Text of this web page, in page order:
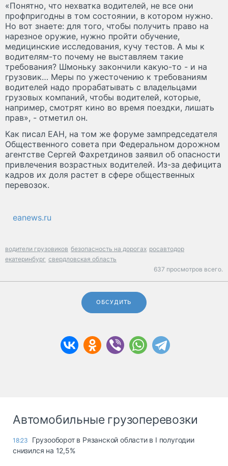
«Понятно, что нехватка водителей, не все они
профпригодны в том состоянии, в котором нужно.
Но вот знаете: для того, чтобы получить право на
нарезное оружие, нужно пройти обучение,
медицинские исследования, кучу тестов. А мы к
водителям-то почему не выставляем такие
требования? Шмоньку закончили какую-то - и на
грузовик… Меры по ужесточению к требованиям
водителей надо прорабатывать с владельцами
грузовых компаний, чтобы водителей, которые,
например, смотрят кино во время поездки, лишать
прав», - отметил он.
Как писал ЕАН, на том же форуме зампредседателя
Общественного совета при Федеральном дорожном
агентстве Сергей Фахретдинов заявил об опасности
привлечения возрастных водителей. Из-за дефицита
кадров их доля растет в сфере общественных
перевозок.
eanews.ru
водители грузовиков безопасность на дорогах росавтодор
екатеринбург свердловская область
637 просмотров всего.
ОБСУДИТЬ
Автомобильные грузоперевозки
18:23
Грузооборот в Рязанской области в I полугодии
снизился на 12,5%